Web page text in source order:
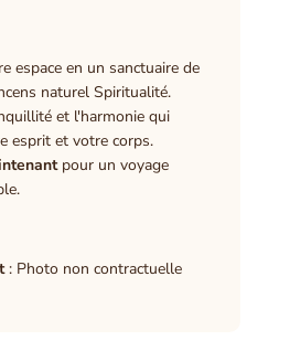
espace en un sanctuaire de
naturel Spiritualité.
et l'harmonie qui
esprit et votre corps.
pour un voyage
: Photo non contractuelle